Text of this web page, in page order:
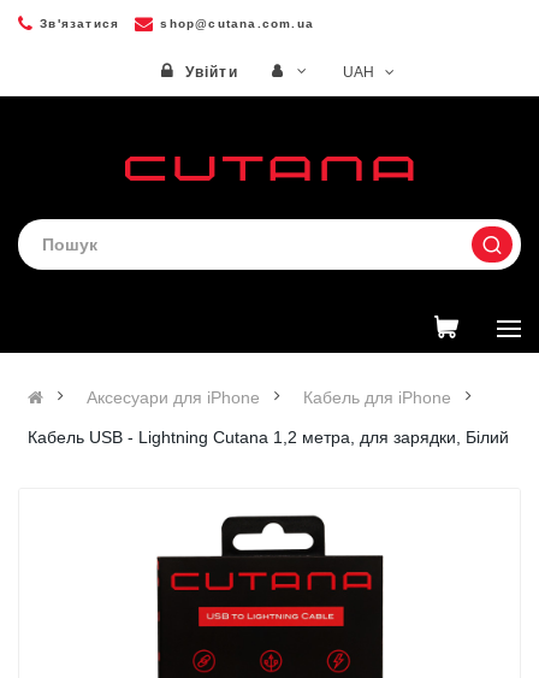
Зв'язатися shop@cutana.com.ua
Увійти
Аксесуари для iPhone Кабель для iPhone
Кабель USB - Lightning Cutana 1,2 метра, для зарядки, Білий